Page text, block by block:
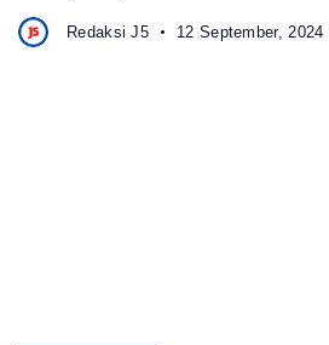
Redaksi J5 12 September, 2024